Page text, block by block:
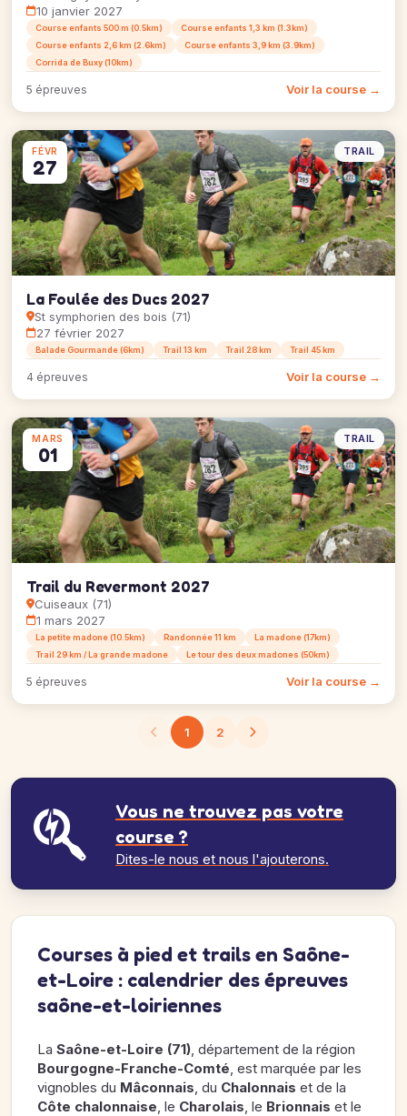
10 janvier 2027
Course enfants 500 m (0.5km)
Course enfants 1,3 km (1.3km)
Course enfants 2,6 km (2.6km)
Course enfants 3,9 km (3.9km)
Corrida de Buxy (10km)
5 épreuves Voir la course →
FÉVR
27
TRAIL
La Foulée des Ducs 2027
St symphorien des bois (71)
27 février 2027
Balade Gourmande (6km) Trail 13 km Trail 28 km Trail 45 km
4 épreuves Voir la course →
MARS
01
TRAIL
Trail du Revermont 2027
Cuiseaux (71)
1 mars 2027
La petite madone (10.5km) Randonnée 11 km
La madone (17km)
Trail 29 km / La grande madone
Le tour des deux madones (50km)
5 épreuves Voir la course →
1 2
Vous ne trouvez pas votre
course ?
Dites-le nous et nous l'ajouterons.
Courses à pied et trails en Saône-
et-Loire : calendrier des épreuves
saône-et-loiriennes
La Saône-et-Loire (71), département de la région
Bourgogne-Franche-Comté, est marquée par les
vignobles du Mâconnais, du Chalonnais et de la
Côte chalonnaise, le Charolais, le Brionnais et le